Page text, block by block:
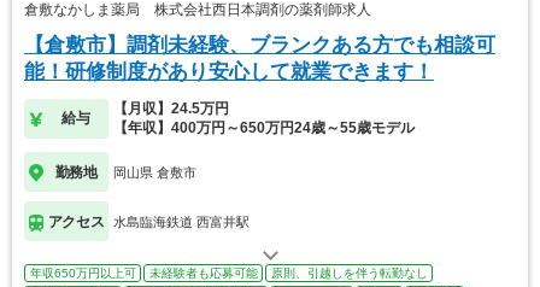
倉敷なかしま薬局 株式会社西日本調剤の薬剤師求人
【倉敷市】調剤未経験、ブランクある方でも相談可
能！研修制度があり安心して就業できます！
給与
【月収】24.5万円
【年収】400万円～650万円24歳～55歳モデル
勤務地 岡山県 倉敷市
アクセス 水島臨海鉄道 西富井駅
年収650万円以上可 未経験者も応募可能
原則、引越しを伴う転勤なし